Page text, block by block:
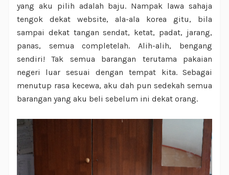
yang aku pilih adalah baju. Nampak lawa sahaja
tengok dekat website, ala-ala korea gitu, bila
sampai dekat tangan sendat, ketat, padat, jarang,
panas, semua completelah. Alih-alih, bengang
sendiri! Tak semua barangan terutama pakaian
negeri luar sesuai dengan tempat kita. Sebagai
menutup rasa kecewa, aku dah pun sedekah semua
barangan yang aku beli sebelum ini dekat orang.